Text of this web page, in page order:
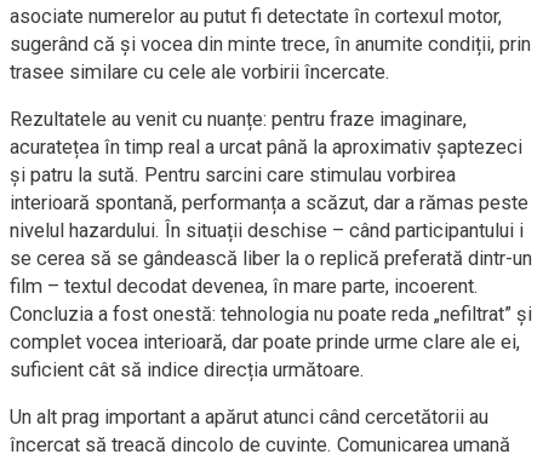
asociate numerelor au putut fi detectate în cortexul motor,
sugerând că și vocea din minte trece, în anumite condiții, prin
trasee similare cu cele ale vorbirii încercate.
Rezultatele au venit cu nuanțe: pentru fraze imaginare,
acuratețea în timp real a urcat până la aproximativ șaptezeci
și patru la sută. Pentru sarcini care stimulau vorbirea
interioară spontană, performanța a scăzut, dar a rămas peste
nivelul hazardului. În situații deschise – când participantului i
se cerea să se gândească liber la o replică preferată dintr-un
film – textul decodat devenea, în mare parte, incoerent.
Concluzia a fost onestă: tehnologia nu poate reda „nefiltrat” și
complet vocea interioară, dar poate prinde urme clare ale ei,
suficient cât să indice direcția următoare.
Un alt prag important a apărut atunci când cercetătorii au
încercat să treacă dincolo de cuvinte. Comunicarea umană